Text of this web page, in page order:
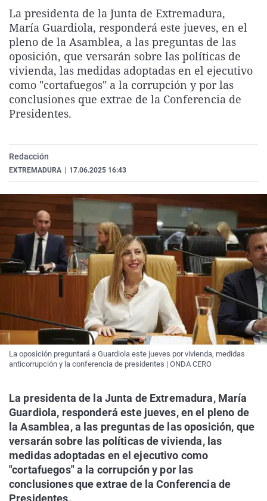
La rosa de los vientos
Gente viajera
Como el perro y el
Caso
Retornados
Equipo de
Operación Viuda
Extremadura
Galicia
La Rioja
Navarra
País Vasco
Virales
Televisión
Elecciones
La presidenta de la Junta de Extremadura,
María Guardiola, responderá este jueves, en el
pleno de la Asamblea, a las preguntas de las
oposición, que versarán sobre las políticas de
vivienda, las medidas adoptadas en el ejecutivo
como "cortafuegos" a la corrupción y por las
conclusiones que extrae de la Conferencia de
Presidentes.
Redacción
EXTREMADURA 17.06.2025 16:43
La oposición preguntará a Guardiola este jueves por vivienda, medidas
anticorrupción y la conferencia de presidentes | ONDA CERO
La presidenta de la Junta de Extremadura, María
Guardiola, responderá este jueves, en el pleno de
la Asamblea, a las preguntas de las oposición, que
versarán sobre las políticas de vivienda, las
medidas adoptadas en el ejecutivo como
"cortafuegos" a la corrupción y por las
conclusiones que extrae de la Conferencia de
Presidentes.